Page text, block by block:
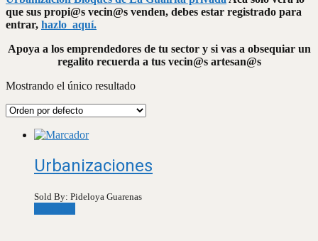
que sus propi@s vecin@s venden, debes estar registrado para
entrar, hazlo aquí.
Apoya a los emprendedores de tu sector y si vas a obsequiar un
regalito recuerda a tus vecin@s artesan@s
Mostrando el único resultado
Urbanizaciones
Sold By: Pideloya Guarenas